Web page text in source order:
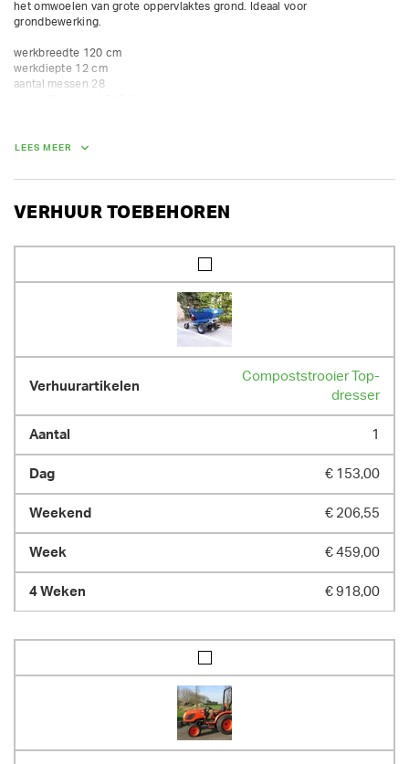
het omwoelen van grote oppervlaktes grond. Ideaal voor
grondbewerking.
werkbreedte 120 cm
werkdiepte 12 cm
aantal messen 28
cardan met breekbout.
eigen cardan met breekbout, anders vervalt de verzekeringsdekking.
GEWICHT
225.00 kg
LEES MEER
VERHUUR TOEBEHOREN
Compoststrooier Top-
dresser
1
€ 153,00
€ 206,55
€ 459,00
€ 918,00